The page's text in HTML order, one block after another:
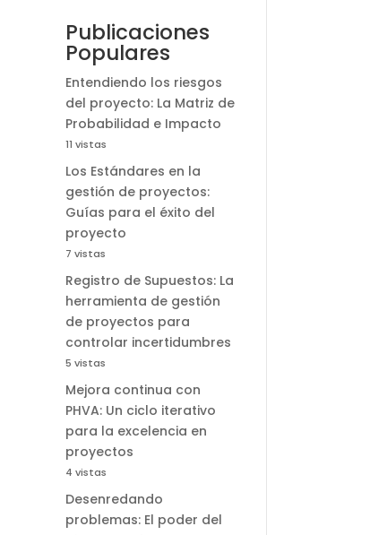
Publicaciones
Populares
Entendiendo los riesgos
del proyecto: La Matriz de
Probabilidad e Impacto
11 vistas
Los Estándares en la
gestión de proyectos:
Guías para el éxito del
proyecto
7 vistas
Registro de Supuestos: La
herramienta de gestión
de proyectos para
controlar incertidumbres
5 vistas
Mejora continua con
PHVA: Un ciclo iterativo
para la excelencia en
proyectos
4 vistas
Desenredando
problemas: El poder del